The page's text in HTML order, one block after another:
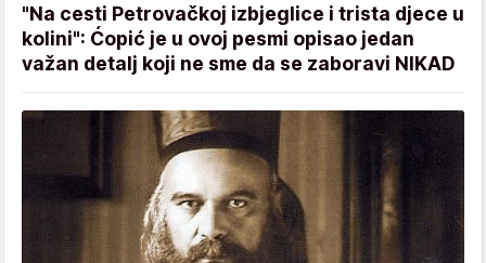
"Na cesti Petrovačkoj izbjeglice i trista djece u
kolini": Ćopić je u ovoj pesmi opisao jedan
važan detalj koji ne sme da se zaboravi NIKAD